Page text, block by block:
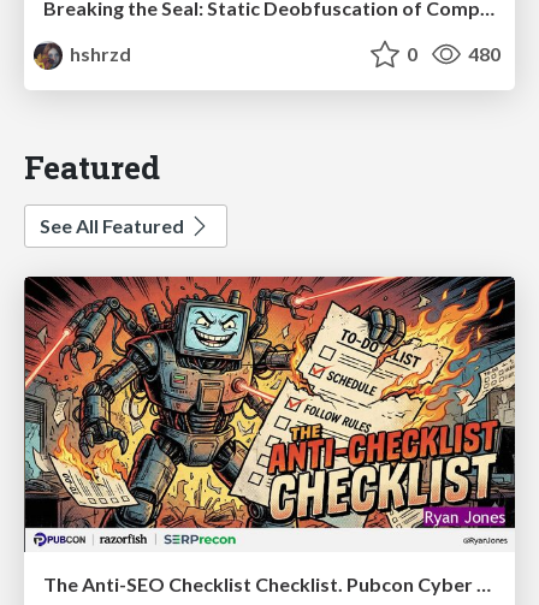
Breaking the Seal: Static Deobfuscation of Compiled V8 JavaScript Bytecode Malware
hshrzd
0 480
Featured
See All Featured
The Anti-SEO Checklist Checklist. Pubcon Cyber Week